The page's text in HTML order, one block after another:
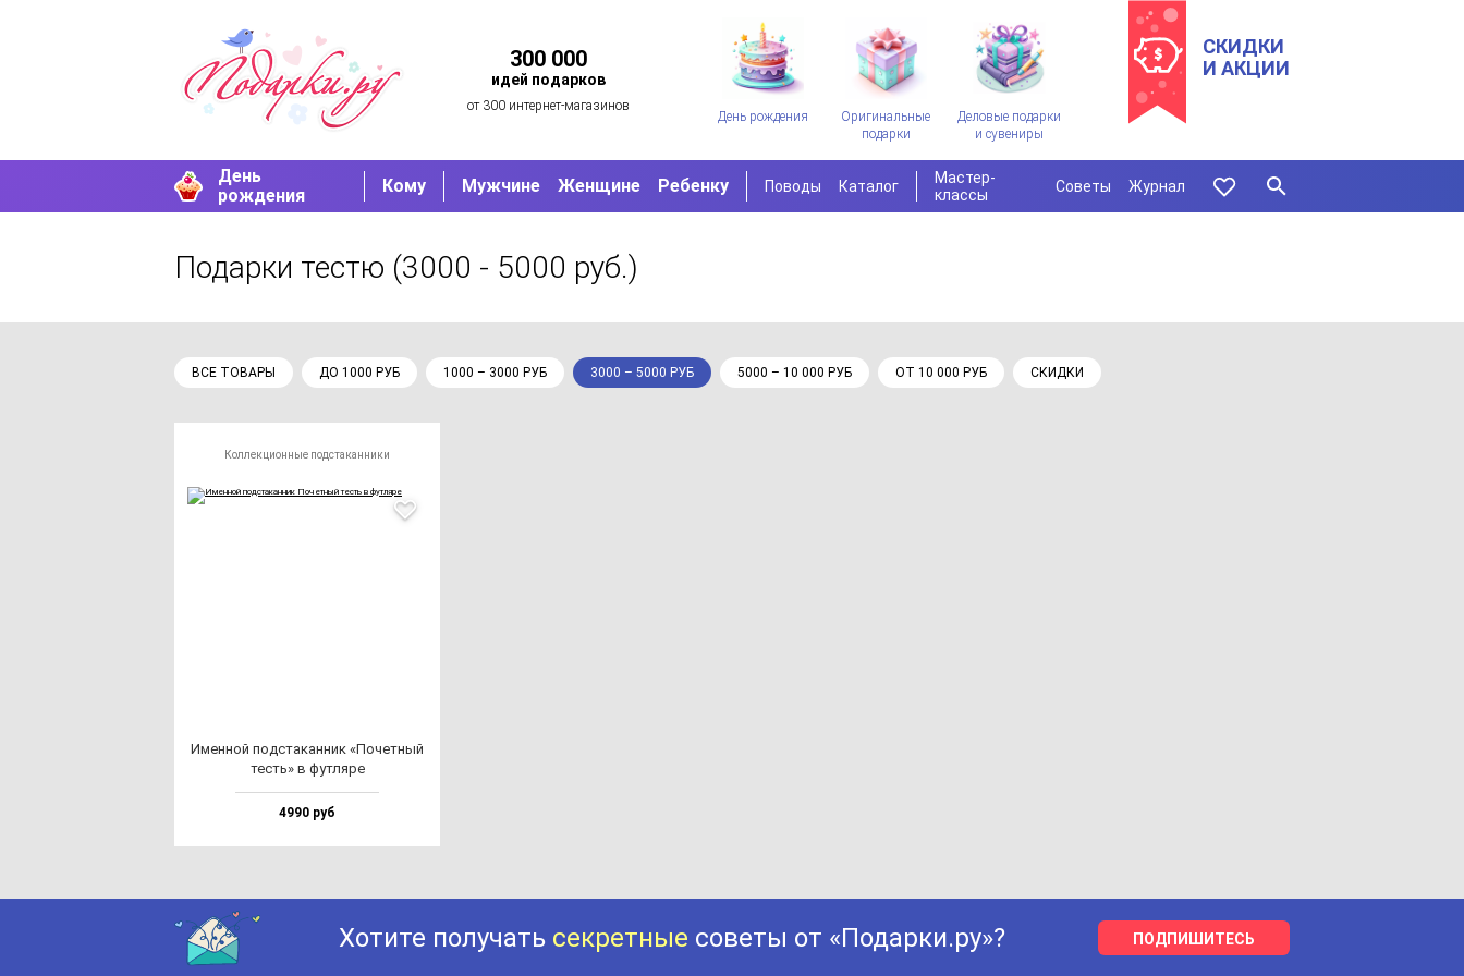
300 000
идей подарков
от 300 интернет-магазинов
День рождения
Оригинальные
подарки
Деловые подарки
и сувениры
СКИДКИ
И АКЦИИ
День
рождения
Кому Мужчине Женщине Ребенку Поводы Каталог
Мастер-
классы
Советы Журнал
Подарки тестю (3000 - 5000 руб.)
ВСЕ ТОВАРЫ ДО 1000 РУБ 1000 – 3000 РУБ 3000 – 5000 РУБ 5000 – 10 000 РУБ ОТ 10 000 РУБ СКИДКИ
Коллекционные подстаканники
Имен­ной под­ста­кан­ник «Почет­ный
тесть» в фут­ля­ре
4990 руб
Хотите получать секретные советы от «Подарки.ру»? ПОДПИШИТЕСЬ